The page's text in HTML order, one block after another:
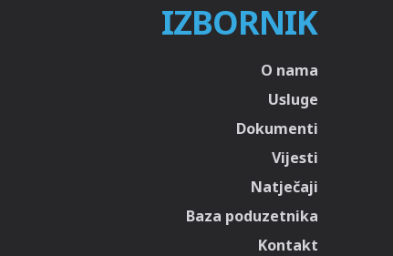
IZBORNIK
O nama
Usluge
Dokumenti
Vijesti
Natječaji
Baza poduzetnika
Kontakt